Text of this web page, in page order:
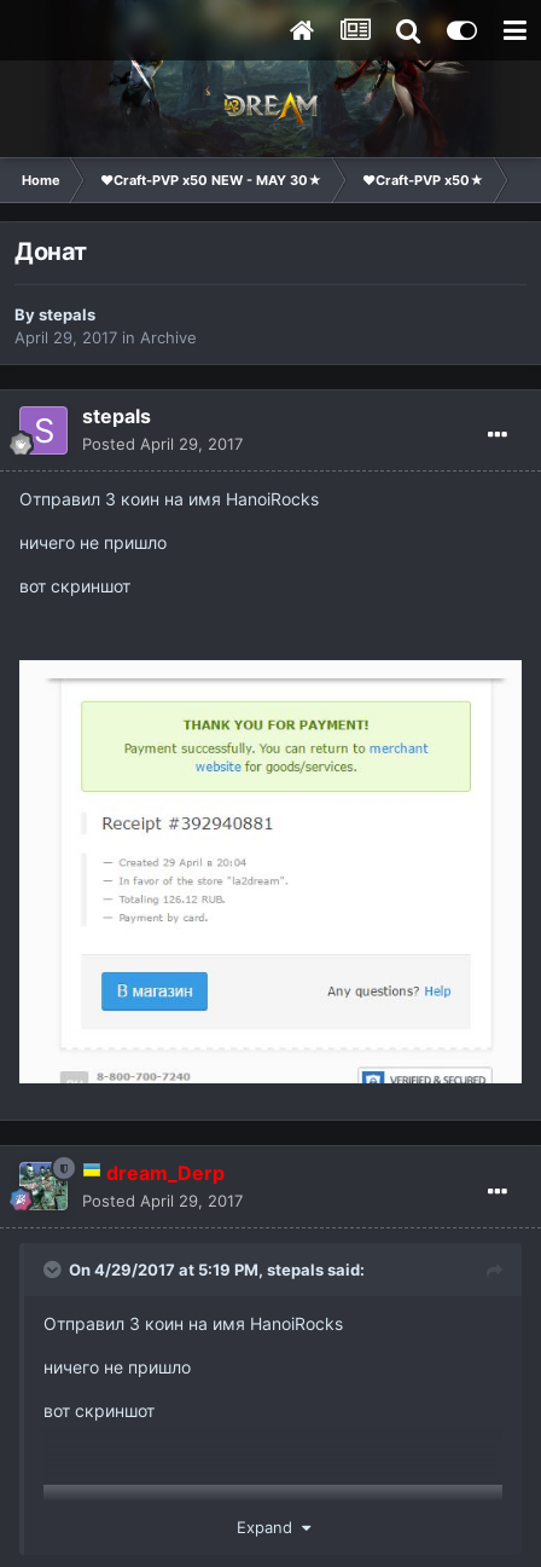
Home ❤Craft-PVP x50 NEW - MAY 30★ ❤Craft-PVP x50★
Донат
Bystepals
April 29, 2017 in Archive
stepals
Posted April 29, 2017
Отправил 3 коин на имя HanoiRocks
ничего не пришло
вот скриншот
dream_Derp
Posted April 29, 2017
On 4/29/2017 at 5:19 PM, stepalssaid:
Отправил 3 коин на имя HanoiRocks
ничего не пришло
вот скриншот
Expand